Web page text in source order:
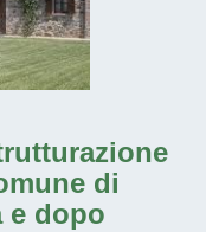
di
e dopo